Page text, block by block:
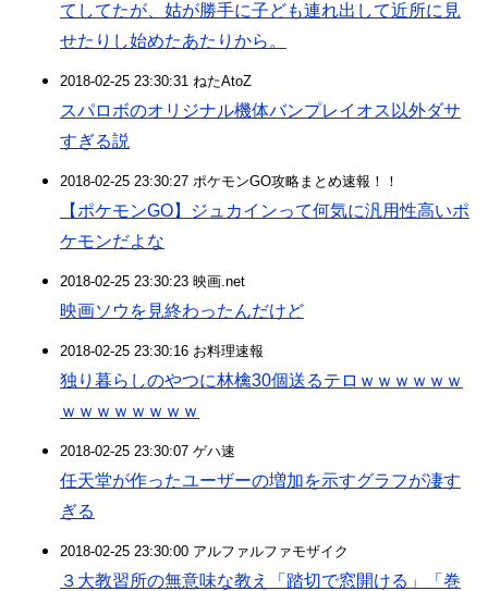
てしてたが、姑が勝手に子ども連れ出して近所に見
せたりし始めたあたりから。
2018-02-25 23:30:31 ねたAtoZ
スパロボのオリジナル機体バンプレイオス以外ダサ
すぎる説
2018-02-25 23:30:27 ポケモンGO攻略まとめ速報！！
【ポケモンGO】ジュカインって何気に汎用性高いポ
ケモンだよな
2018-02-25 23:30:23 映画.net
映画ソウを見終わったんだけど
2018-02-25 23:30:16 お料理速報
独り暮らしのやつに林檎30個送るテロｗｗｗｗｗｗ
ｗｗｗｗｗｗｗｗ
2018-02-25 23:30:07 ゲハ速
任天堂が作ったユーザーの増加を示すグラフが凄す
ぎる
2018-02-25 23:30:00 アルファルファモザイク
３大教習所の無意味な教え「踏切で窓開ける」「巻